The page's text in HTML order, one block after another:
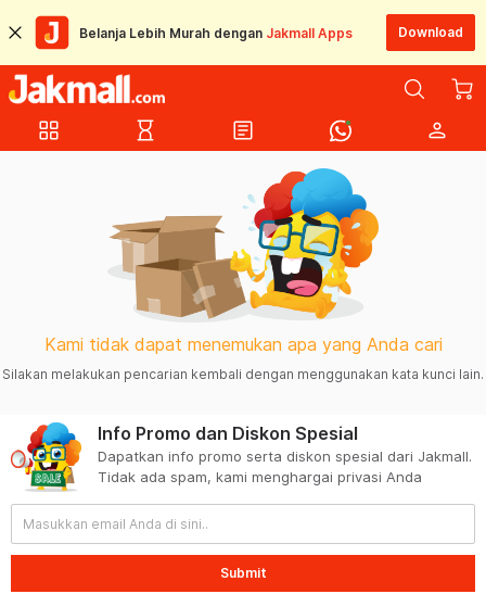
Belanja Lebih Murah dengan Jakmall Apps Download
grid_view hourglass_empty article person
Kami tidak dapat menemukan apa yang Anda cari
Silakan melakukan pencarian kembali dengan menggunakan kata kunci lain.
Info Promo dan Diskon Spesial
Dapatkan info promo serta diskon spesial dari Jakmall.
Tidak ada spam, kami menghargai privasi Anda
Submit